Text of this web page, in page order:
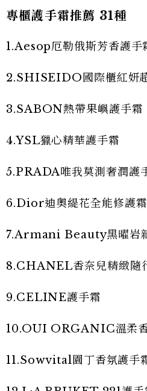
專櫃護手霜推薦 31種
1.Aesop厄勒俄斯芳香護手
2.SHISEIDO國際櫃紅妍
3.SABON熱帶果嶼護手霜
4.YSL獵心精華護手霜
5.PRADA唯我莫測奢潤護
6.Dior迪奧緹花全能修護霜
7.Armani Beauty黑曜岩
8.CHANEL香奈兒精緻隨
9.CELINE護手霜
10.OUI ORGANIC溫柔
11.Sowvital園丁香氛護手